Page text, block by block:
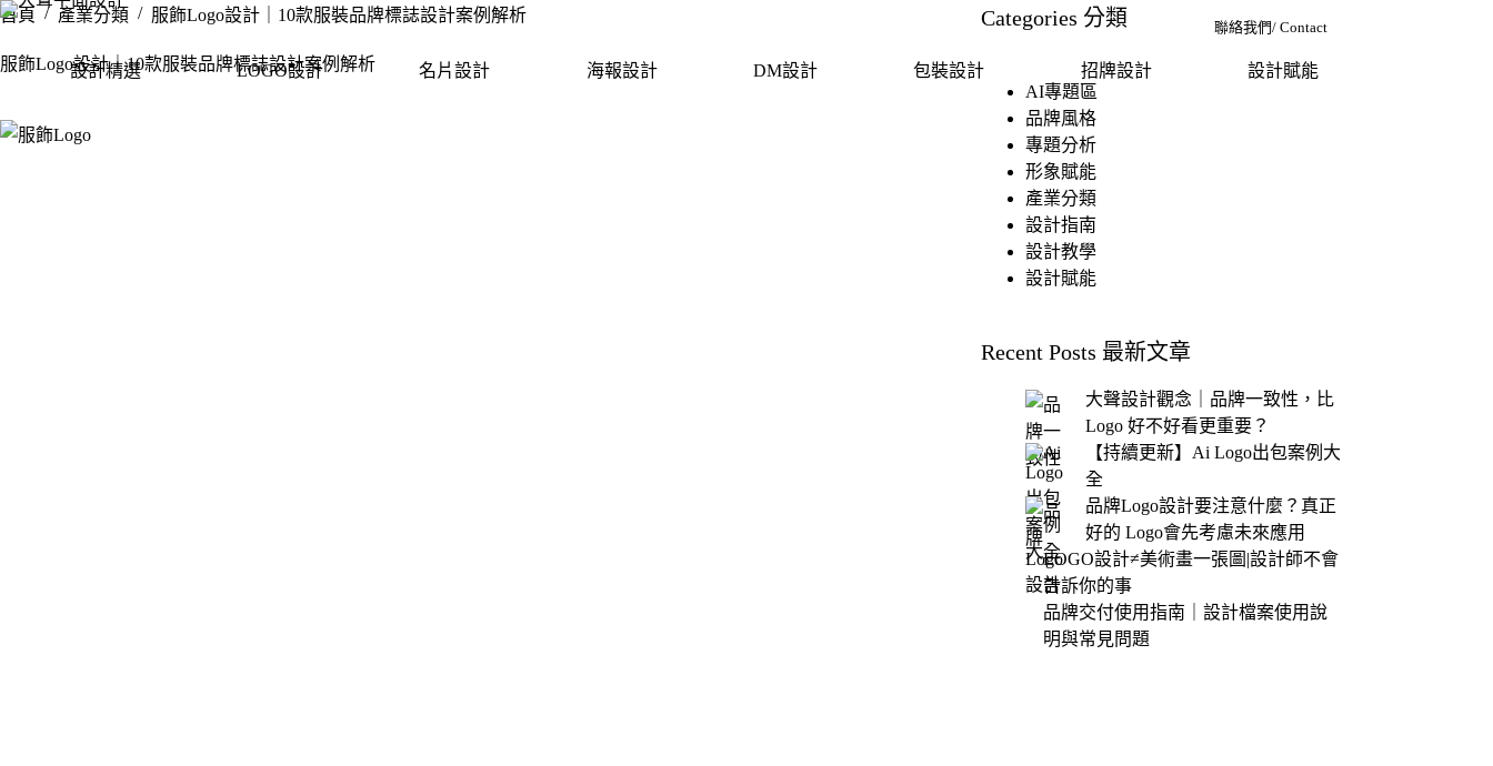
聯絡我們/ Contact
設計精選 LOGO設計 名片設計 海報設計 DM設計 包裝設計 招牌設計 設計賦能
首頁 / 產業分類 / 服飾Logo設計｜10款服裝品牌標誌設計案例解析
服飾Logo設計｜10款服裝品牌標誌設計案例解析
Categories 分類
AI專題區
品牌風格
專題分析
形象賦能
產業分類
設計指南
設計教學
設計賦能
Recent Posts 最新文章
大聲設計觀念｜品牌一致性，比
Logo 好不好看更重要？
【持續更新】Ai Logo出包案例大
全
品牌Logo設計要注意什麼？真正
好的 Logo會先考慮未來應用
LOGO設計≠美術畫一張圖|設計師不會
告訴你的事
品牌交付使用指南｜設計檔案使用說
明與常見問題